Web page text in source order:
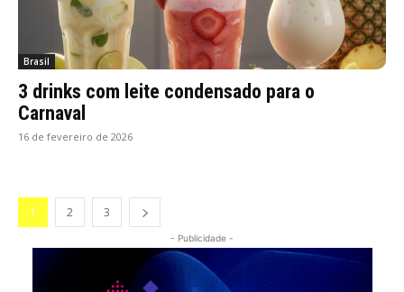
Brasil
3 drinks com leite condensado para o
Carnaval
16 de fevereiro de 2026
1 2 3
- Publicidade -